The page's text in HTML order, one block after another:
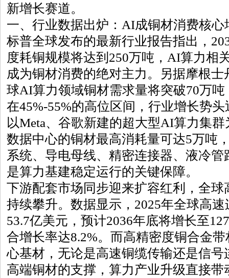
新增长赛道。
一、行业数据出炉：AI成铜材消费核心
标普全球发布的最新行业报告指出，
度耗铜规模将达到250万吨，AI算力相
成为铜材消费的绝对主力。另据摩根士
球AI算力领域铜材需求量将突破70万
在45%-55%的高位区间，行业增长势头
以Meta、谷歌新建的超大型AI算力集
数据中心的铜材最高消耗量可达5万吨
系统、导电母线、精密连接器、液冷
是算力基建稳定运行的关键保障。
下游配套市场同步迎来扩容红利，全
持续攀升。数据显示，2025年全球高
53.7亿美元，预计2036年底将增长至
合增长率达8.2%。而高精密度铜合金
心基材，无论是高速铜缆传输还是信
高端铜材的支撑，算力产业升级直接